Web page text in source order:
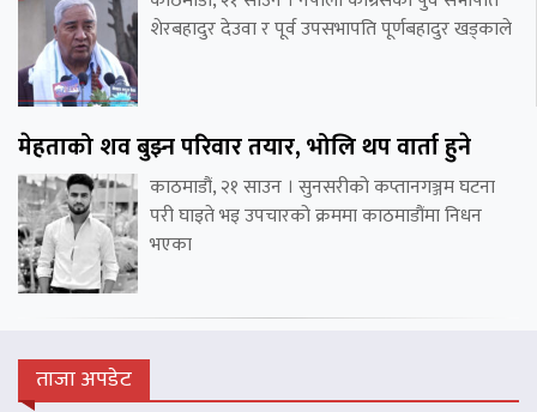
शेरबहादुर देउवा र पूर्व उपसभापति पूर्णबहादुर खड्काले
मेहताको शव बुझ्न परिवार तयार, भोलि थप वार्ता हुने
काठमाडौं, २१ साउन । सुनसरीको कप्तानगञ्जम घटना
परी घाइते भइ उपचारको क्रममा काठमाडौंमा निधन
भएका
ताजा अपडेट